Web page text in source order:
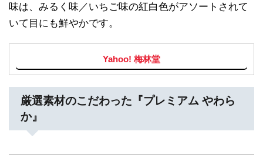
味は、みるく味／いちご味の紅白色がアソートされて
いて目にも鮮やかです。
Yahoo! 梅林堂
厳選素材のこだわった『プレミアム やわら
か』